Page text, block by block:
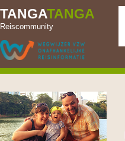
TANGATANGA
Reiscommunity